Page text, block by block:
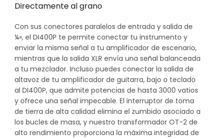
Directamente al grano
Con sus conectores paralelos de entrada y salida de
¼», el DI400P te permite conectar tu instrumento y
enviar la misma señal a tu amplificador de escenario,
mientras que la salida XLR envía una señal balanceada
a tu mezclador. Incluso puedes conectar la salida de
altavoz de tu amplificador de guitarra, bajo o teclado
al DI400P, que admite potencias de hasta 3000 vatios
y ofrece una señal impecable. El interruptor de toma
de tierra de alta calidad elimina el zumbido asociado a
los bucles de masa, y nuestro transformador OT-2 de
alto rendimiento proporciona la máxima integridad de